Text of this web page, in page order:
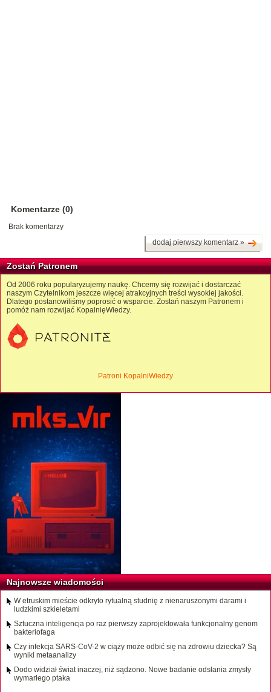
Komentarze (0)
Brak komentarzy
dodaj pierwszy komentarz »
Zostań Patronem
Od 2006 roku popularyzujemy naukę. Chcemy się rozwijać i dostarczać
naszym Czytelnikom jeszcze więcej atrakcyjnych treści wysokiej jakości.
Dlatego postanowiliśmy poprosić o wsparcie. Zostań naszym Patronem i
pomóż nam rozwijać KopalnięWiedzy.
Patroni KopalniWiedzy
Najnowsze wiadomości
W etruskim mieście odkryto rytualną studnię z nienaruszonymi darami i
ludzkimi szkieletami
Sztuczna inteligencja po raz pierwszy zaprojektowała funkcjonalny genom
bakteriofaga
Czy infekcja SARS-CoV-2 w ciąży może odbić się na zdrowiu dziecka? Są
wyniki metaanalizy
Dodo widział świat inaczej, niż sądzono. Nowe badanie odsłania zmysły
wymarłego ptaka